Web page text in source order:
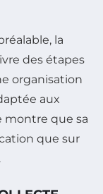
la
des étapes
organisation
aux
montre que sa
que sur